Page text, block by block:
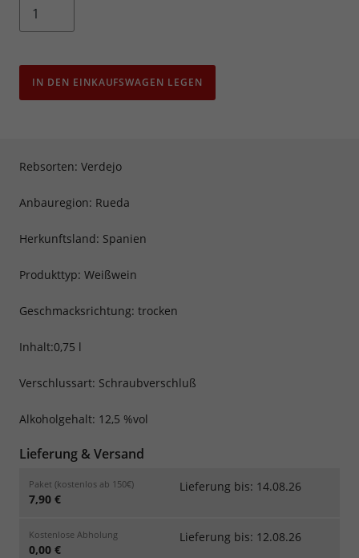
IN DEN EINKAUFSWAGEN LEGEN
Rebsorten: Verdejo
Anbauregion: Rueda
Herkunftsland: Spanien
Produkttyp: Weißwein
Geschmacksrichtung: trocken
Inhalt:0,75 l
Verschlussart: Schraubverschluß
Alkoholgehalt: 12,5 %vol
Lieferung & Versand
Paket (kostenlos ab 150€)
7,90 €
Lieferung bis: 14.08.26
Kostenlose Abholung
0,00 €
Lieferung bis: 12.08.26